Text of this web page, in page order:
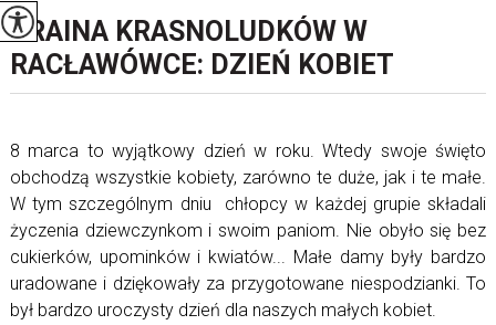
KRAINA KRASNOLUDKÓW W
RACŁAWÓWCE: DZIEŃ KOBIET
8 marca to wyjątkowy dzień w roku. Wtedy swoje święto
obchodzą wszystkie kobiety, zarówno te duże, jak i te małe.
W tym szczególnym dniu chłopcy w każdej grupie składali
życzenia dziewczynkom i swoim paniom. Nie obyło się bez
cukierków, upominków i kwiatów... Małe damy były bardzo
uradowane i dziękowały za przygotowane niespodzianki. To
był bardzo uroczysty dzień dla naszych małych kobiet.